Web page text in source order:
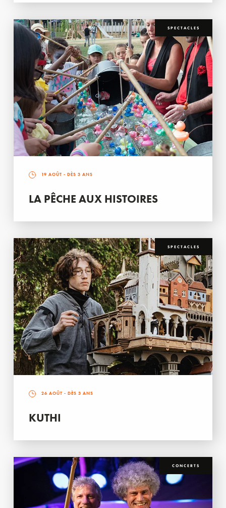
SPECTACLES
19 AOÛT - DÈS 3 ANS
LA PÊCHE AUX HISTOIRES
SPECTACLES
26 AOÛT - DÈS 3 ANS
KUTHI
CONCERTS